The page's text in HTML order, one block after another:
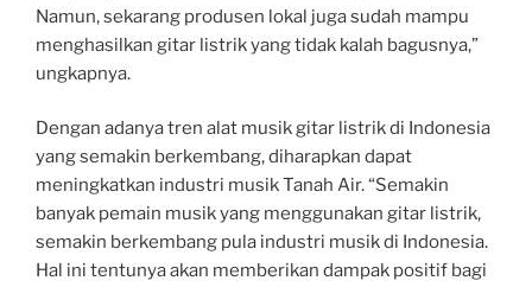
Namun, sekarang produsen lokal juga sudah mampu
menghasilkan gitar listrik yang tidak kalah bagusnya,”
ungkapnya.
Dengan adanya tren alat musik gitar listrik di Indonesia
yang semakin berkembang, diharapkan dapat
meningkatkan industri musik Tanah Air. “Semakin
banyak pemain musik yang menggunakan gitar listrik,
semakin berkembang pula industri musik di Indonesia.
Hal ini tentunya akan memberikan dampak positif bagi